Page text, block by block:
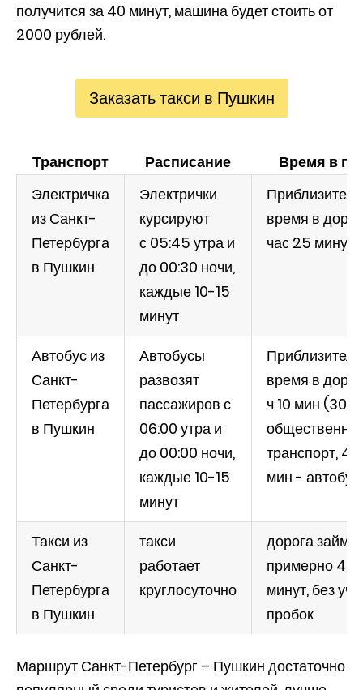
получится за 40 минут, машина будет стоить от
2000 рублей.
Заказать такси в Пушкин
Транспорт Расписание
Время в
Электричка
из Санкт-
Петербурга
в Пушкин
Электрички
курсируют
с 05:45 утра и
до 00:30 ночи,
каждые 10-15
минут
время в
час 25 минут
Автобус из
Санкт-
Петербурга
в Пушкин
Автобусы
развозят
пассажиров с
06:00 утра и
до 00:00 ночи,
каждые 10-15
минут
время в
ч 10 мин (30 -
транспорт, 40
мин -
Такси из
Санкт-
Петербурга
в Пушкин
такси
работает
круглосуточно
дорога займет
примерно 40
минут, без
пробок
Маршрут Санкт-Петербург – Пушкин достаточно